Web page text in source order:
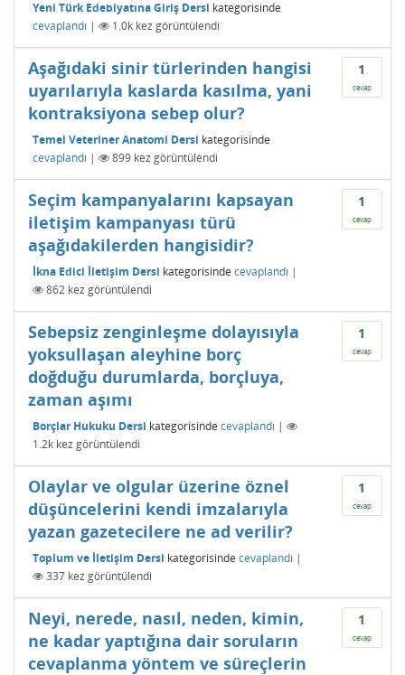
Yeni Türk Edebiyatına Giriş Dersi kategorisinde
cevaplandı | 1.0k kez görüntülendi
1
cevap
Aşağıdaki sinir türlerinden hangisi
uyarılarıyla kaslarda kasılma, yani
kontraksiyona sebep olur?
Temel Veteriner Anatomi Dersi kategorisinde
cevaplandı | 899 kez görüntülendi
1
cevap
Seçim kampanyalarını kapsayan
iletişim kampanyası türü
aşağıdakilerden hangisidir?
İkna Edici İletişim Dersi kategorisinde cevaplandı |
862 kez görüntülendi
1
cevap
Sebepsiz zenginleşme dolayısıyla
yoksullaşan aleyhine borç
doğduğu durumlarda, borçluya,
zaman aşımı
Borçlar Hukuku Dersi kategorisinde cevaplandı |
1.2k kez görüntülendi
1
cevap
Olaylar ve olgular üzerine öznel
düşüncelerini kendi imzalarıyla
yazan gazetecilere ne ad verilir?
Toplum ve İletişim Dersi kategorisinde cevaplandı |
337 kez görüntülendi
1
cevap
Neyi, nerede, nasıl, neden, kimin,
ne kadar yaptığına dair soruların
cevaplanma yöntem ve süreçlerin